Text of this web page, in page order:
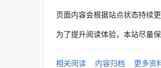
页面内容会根据站点状态持续
为了提升阅读体验，本站尽量
相关阅读 内容归档 更多资